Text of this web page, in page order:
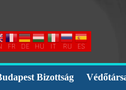
FR DE HU IT RU ES
Bizottság